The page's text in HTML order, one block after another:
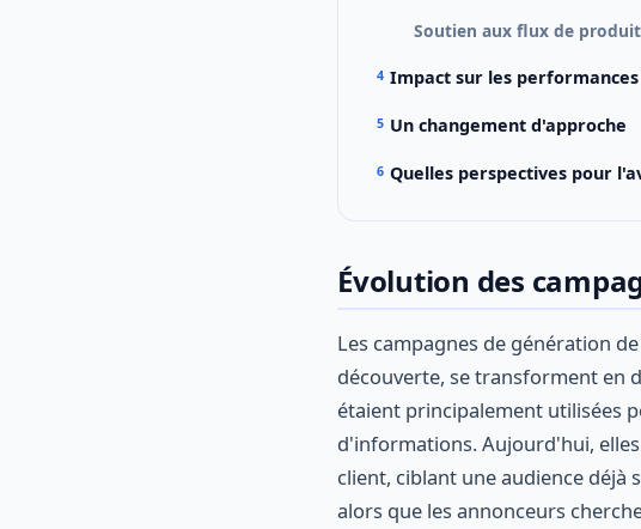
Soutien aux flux de
Impact sur les
Un changement d'approche
Quelles perspectives pour
Évolution des
Les campagnes de génération
découverte, se transforment en
étaient principalement utilisées
d'informations. Aujourd'hui,
client, ciblant une audience déjà
alors que les annonceurs